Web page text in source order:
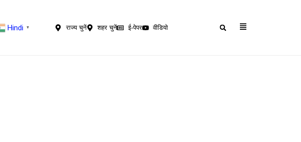
Hindi ▼ राज्य चुनें शहर चुनें ई-पेपर वीडियो